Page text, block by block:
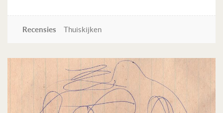
Recensies Thuiskijken
Lees verder